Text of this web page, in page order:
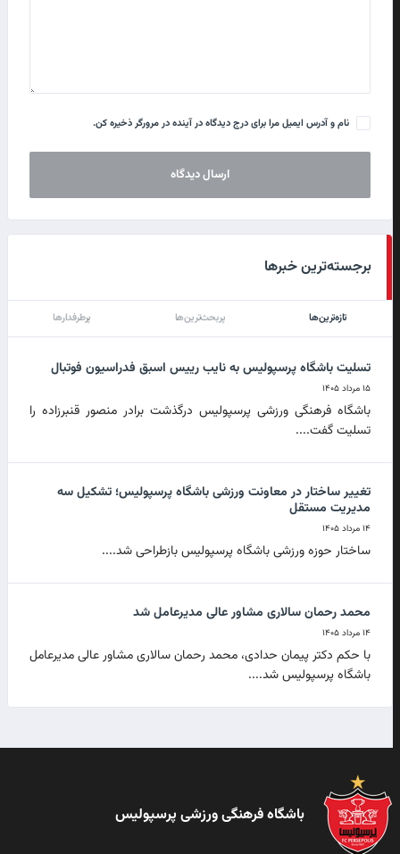
نام و آدرس ایمیل مرا برای درج دیدگاه در آینده در مرورگر ذخیره کن.
برجسته‌ترین خبرها
تازه‌ترین‌ها پربحث‌ترین‌ها پرطرفدارها
تسلیت باشگاه پرسپولیس به نایب رییس اسبق فدراسیون فوتبال
۱۵ مرداد ۱۴۰۵
باشگاه فرهنگی ورزشی پرسپولیس درگذشت برادر منصور قنبرزاده را
تسلیت گفت....
تغییر ساختار در معاونت ورزشی باشگاه پرسپولیس؛ تشکیل سه
مدیریت مستقل
۱۴ مرداد ۱۴۰۵
ساختار حوزه ورزشی باشگاه پرسپولیس بازطراحی شد....
محمد رحمان سالاری مشاور عالی مدیرعامل شد
۱۴ مرداد ۱۴۰۵
با حکم دکتر پیمان حدادی، محمد رحمان سالاری مشاور عالی مدیرعامل
باشگاه پرسپولیس شد....
باشگاه فرهنگی ورزشی پرسپولیس